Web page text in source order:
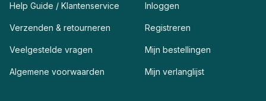
Help Guide / Klantenservice
Verzenden & retourneren
Veelgestelde vragen
Algemene voorwaarden
Inloggen
Registreren
Mijn bestellingen
Mijn verlanglijst